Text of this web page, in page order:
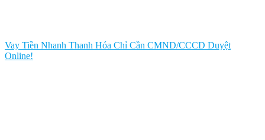
Vay Tiền Nhanh Thanh Hóa Chỉ Cần CMND/CCCD Duyệt
Online!